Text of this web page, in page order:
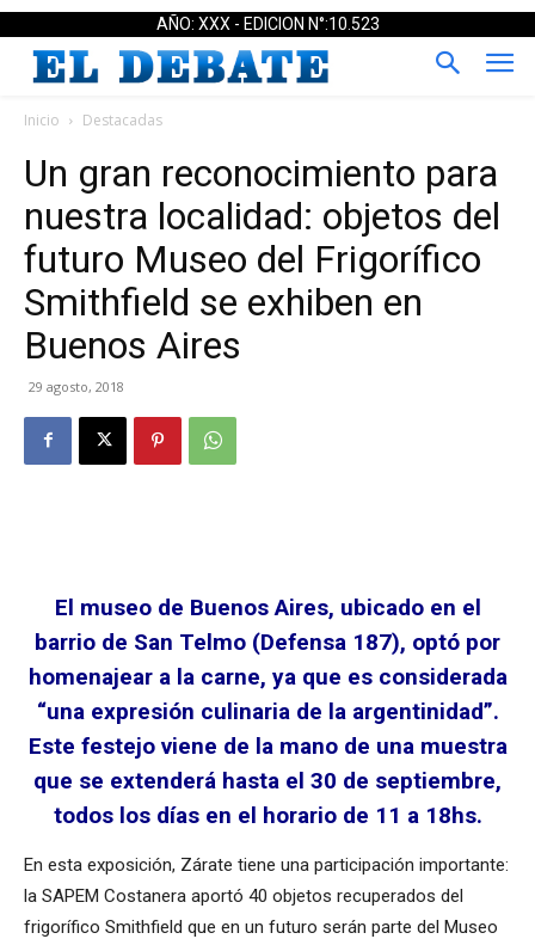
AÑO: XXX - EDICION N°:10.523
Inicio Destacadas
Un gran reconocimiento para
nuestra localidad: objetos del
futuro Museo del Frigorífico
Smithfield se exhiben en
Buenos Aires
29 agosto, 2018
El museo de Buenos Aires, ubicado en el
barrio de San Telmo (Defensa 187), optó por
homenajear a la carne, ya que es considerada
“una expresión culinaria de la argentinidad”.
Este festejo viene de la mano de una muestra
que se extenderá hasta el 30 de septiembre,
todos los días en el horario de 11 a 18hs.
En esta exposición, Zárate tiene una participación importante:
la SAPEM Costanera aportó 40 objetos recuperados del
frigorífico Smithfield que en un futuro serán parte del Museo